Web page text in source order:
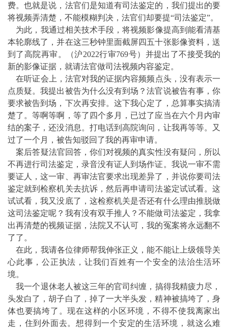
费。也就是说，法官们是知道有司法鉴定的，我们提出的要
将视频弄清楚，不能模糊判决，法官们却要提“司法鉴定”。
为此，我通过相关技术手段，将视频影像提高到能看清基
本轮廓线了，并在这三秒钟里面截屏四五十张影像资料，送
到了高院再审。（沪2022行审769号）并提出了不接受我的
新的影像证据，就请法官做司法视频内容鉴定。
在听证会上，法官对我的证据内容频频点头，没有表示一
点质疑。我提出被告为什么没有到场？法官说被告有事，你
要求被告到场，下次再安排。这下我心定了，总算事实搞清
楚了。等啊等啊，等了四个多月，已过了应当在六个月内审
结的案子，还没消息。打电话到高院询问，让我再等等。又
过了一个月，被告知驳回了我的再审申请。
案后答疑法官回答，你们对视频的真实性没有疑问，所以
不再进行司法鉴定，录音没有证人到场作证。我说一审不需
要证人，这一审、再审法官要求出现差异了，并说你要司法
鉴定就到检察机关去抗诉，然后再申请司法鉴定试试看。这
试试看，我又没底了，这检察机关是否还有什么理由推脱做
这司法鉴定呢？我有没有双手推人？不能做司法鉴定，我拿
出再清楚的视频证据，法院又不认可，我的冤案将永远翻不
了了。
在此，我请各位律师帮我伸张正义，能不能让上级领导关
心此事，公正执法，让我们百姓有一个安全的法治生活环
境。
我一个退休老人被这三年的官司纠缠，搞得我精疲力尽，
头发白了，胡子白了，掉了一大半头发，精神被搞垮了，身
体也要搞垮了。现在这样的小区环境，不得不使我离家出
走，住到外面去。想得到一个安定的生活环境，就这么难